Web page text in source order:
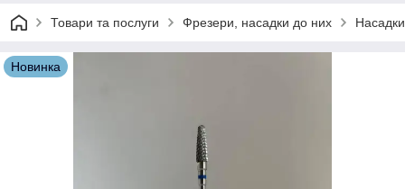
Товари та послуги Фрезери, насадки до них
Новинка